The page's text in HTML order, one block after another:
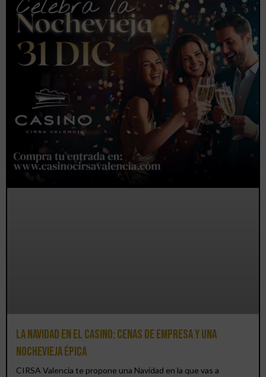
La Navidad en el Casino: cenas de empresa y una
Nochevieja épica
CIRSA Valencia te propone una Navidad en la que vas a